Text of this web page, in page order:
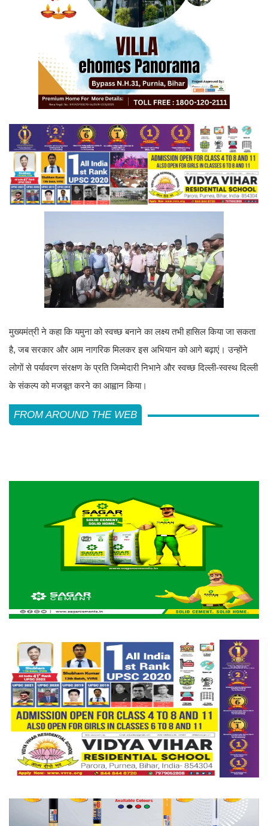
मुख्यमंत्री ने कहा कि यमुना को स्वच्छ बनाने का लक्ष्य तभी हासिल किया जा सकता
है, जब सरकार और आम नागरिक मिलकर इस अभियान को आगे बढ़ाएं। उन्होंने
लोगों से पर्यावरण संरक्षण के प्रति जिम्मेदारी निभाने और स्वच्छ दिल्ली-स्वस्थ दिल्ली
के संकल्प को मजबूत करने का आह्वान किया।
FROM AROUND THE WEB